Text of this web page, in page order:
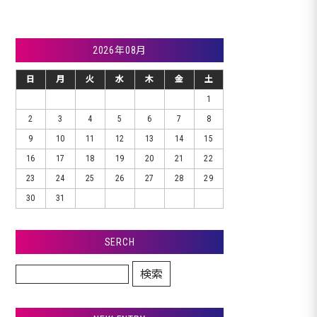
2026年08月
日 月 火 水 木 金
土
1
2
3 4 5 6 7
8
9
10 11 12 13 14
15
16
17 18 19 20 21
22
23
24 25 26 27 28
29
30
31
SERCH
検索